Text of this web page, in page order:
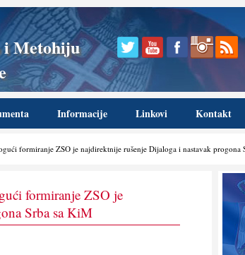
i Metohiju
Informacije Linkovi Kontakt
formiranje ZSO je najdirektnije rušenje Dijaloga i nastavak progona
formiranje ZSO je
Srba sa KiM